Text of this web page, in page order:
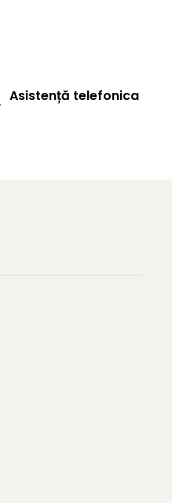
Asistență telefonica